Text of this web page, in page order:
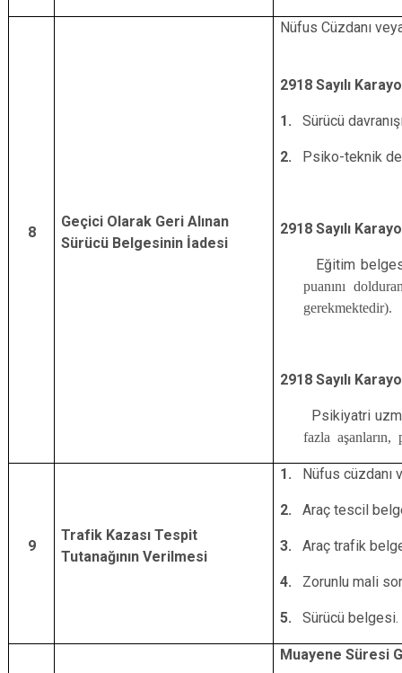
8
Geçici Olarak Geri Alınan
Sürücü Belgesinin İadesi
Nüfus Cüzdanı
2918 Sayılı
1. Sürücü
2. Psiko-teknik
2918 Sayılı
Eğitim belgesi,
puanını
gerekmektedir).
2918 Sayılı
Psikiyatri
fazla aşanların,
9
Trafik Kazası Tespit
Tutanağının Verilmesi
1. Nüfus cüzdanı
2. Araç tescil
3. Araç trafik
4. Zorunlu mali
5. Sürücü belgesi.
Muayene Süresi